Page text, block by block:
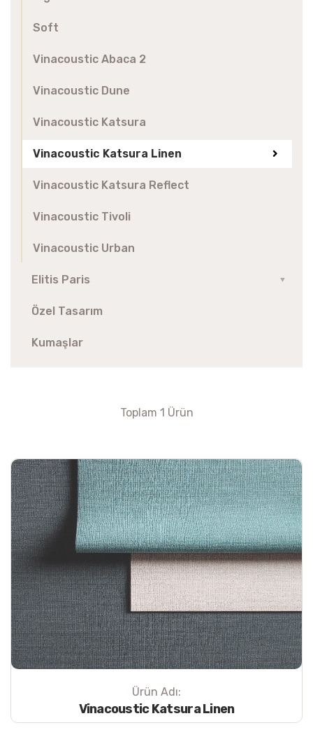
Soft
Vinacoustic Abaca 2
Vinacoustic Dune
Vinacoustic Katsura
Vinacoustic Katsura Linen
Vinacoustic Katsura Reflect
Vinacoustic Tivoli
Vinacoustic Urban
Elitis Paris ▼
Özel Tasarım
Kumaşlar
Toplam 1 Ürün
Ürün Adı:
Vinacoustic Katsura Linen